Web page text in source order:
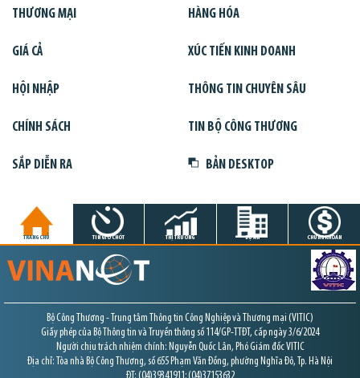
THƯƠNG MẠI HÀNG HÓA
GIÁ CẢ XÚC TIẾN KINH DOANH
HỘI NHẬP THÔNG TIN CHUYÊN SÂU
CHÍNH SÁCH TIN BỘ CÔNG THƯƠNG
SẮP DIỄN RA BẢN DESKTOP
TRANG CHỦ TIN GIỜ CHÓT THỊ TRƯỜNG DỰ ÁN CHỨNG KHOÁN
Bộ Công Thương - Trung tâm Thông tin Công Nghiệp và Thương mại (VITIC)
Giấy phép của Bộ Thông tin và Truyền thông số 114/GP-TTĐT, cấp ngày 3/6/2024
Người chịu trách nhiệm chính: Nguyễn Quốc Lân, Phó Giám đốc VITIC
Địa chỉ: Tòa nhà Bộ Công Thương, số 655 Phạm Văn Đồng, phường Nghĩa Đô, Tp. Hà Nội